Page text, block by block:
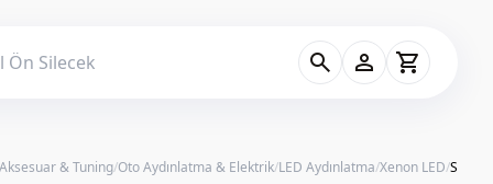
search person shopping_cart
& Tuning/Oto Aydınlatma & Elektrik/LED Aydınlatma/Xenon LED/